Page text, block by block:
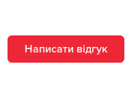
Написати відгук